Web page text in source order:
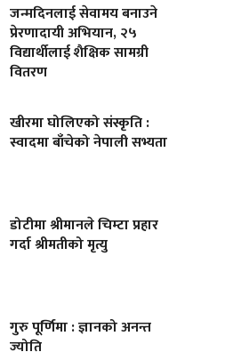
जन्मदिनलाई सेवामय बनाउने
प्रेरणादायी अभियान, २५
विद्यार्थीलाई शैक्षिक सामग्री
वितरण
खीरमा घोलिएको संस्कृति :
स्वादमा बाँचेको नेपाली सभ्यता
डोटीमा श्रीमानले चिम्टा प्रहार
गर्दा श्रीमतीको मृत्यु
गुरु पूर्णिमा : ज्ञानको अनन्त
ज्योति